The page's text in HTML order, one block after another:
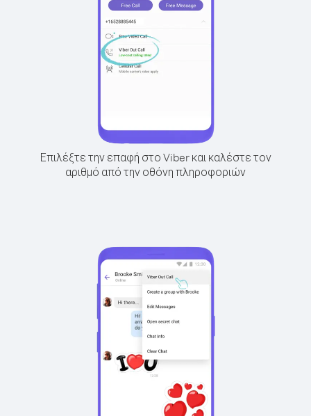
Επιλέξτε την επαφή στο Viber και καλέστε τον
αριθμό από την οθόνη πληροφοριών